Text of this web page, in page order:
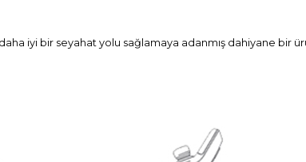
iyi bir seyahat yolu sağlamaya adanmış dahiyane bir